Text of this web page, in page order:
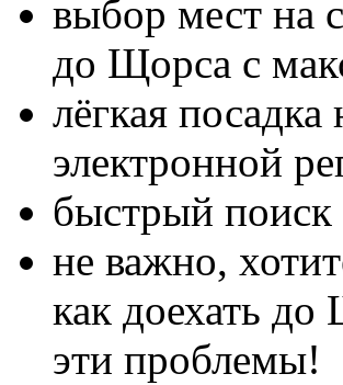
выбор мест на
до Щорса с
лёгкая
электронной
быстрый поиск
не важно,
как доехать
эти проблемы!